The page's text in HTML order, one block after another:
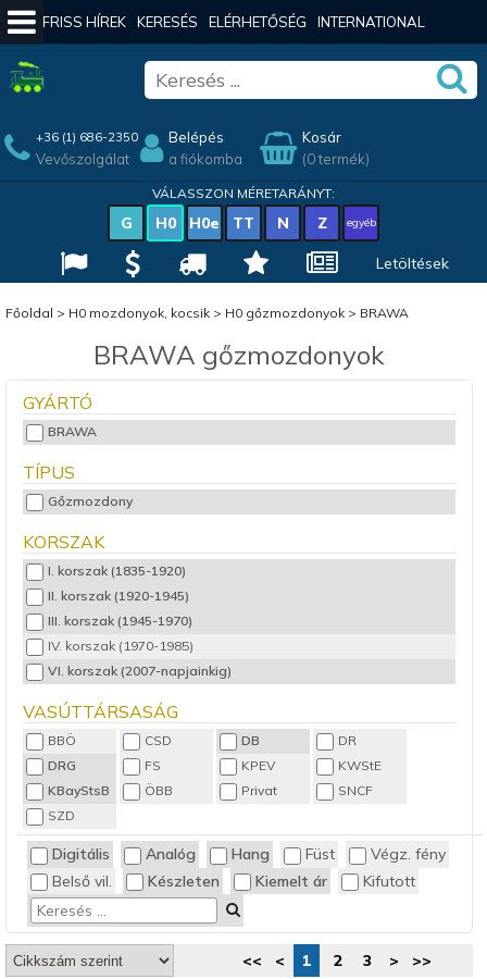
FRISS HÍREK KERESÉS ELÉRHETŐSÉG INTERNATIONAL
+36 (1) 686-2350
Vevőszolgálat
Belépés
a fiókomba
Kosár
(0 termék)
VÁLASSZON MÉRETARÁNYT:
G H0 H0e TT N Z egyéb
Letöltések
Főoldal > H0 mozdonyok, kocsik> H0 gőzmozdonyok> BRAWA
BRAWA gőzmozdonyok
GYÁRTÓ
BRAWA
TÍPUS
Gőzmozdony
KORSZAK
I. korszak (1835-1920)
II. korszak (1920-1945)
III. korszak (1945-1970)
IV. korszak (1970-1985)
VI. korszak (2007-napjainkig)
VASÚTTÁRSASÁG
BBÖ CSD DB
DR
DRG
FS KPEV
KWStE
KBayStsB
ÖBB Privat
SNCF
SZD
Digitális Analóg Hang Füst
Végz. fény
Belső vil.
Készleten Kiemelt ár Kifutott
<< < 1 2 3 >
>>